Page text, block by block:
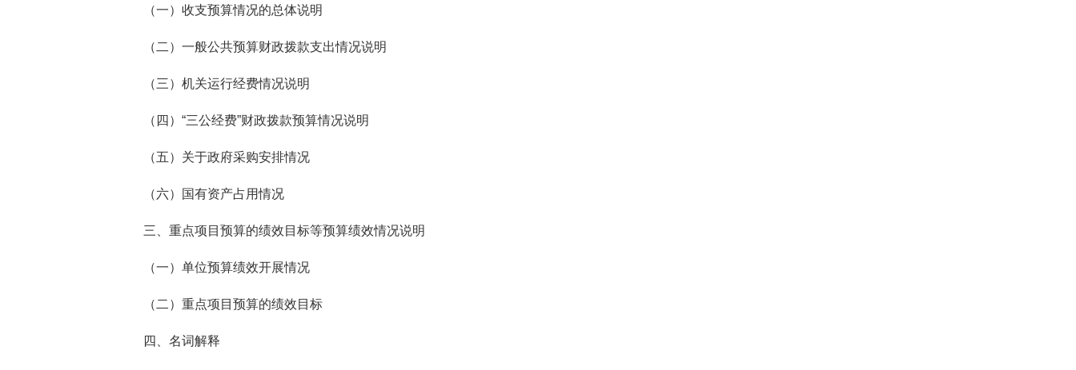
（一）收支预算情况的总体说明
（二）一般公共预算财政拨款支出情况说明
（三）机关运行经费情况说明
（四） “三公经费”财政拨款预算情况说明
（五）关于政府采购安排情况
（六）国有资产占用情况
三、重点项目预算的绩效目标等预算绩效情况说明
（一）单位预算绩效开展情况
（二）重点项目预算的绩效目标
四 、名词解释